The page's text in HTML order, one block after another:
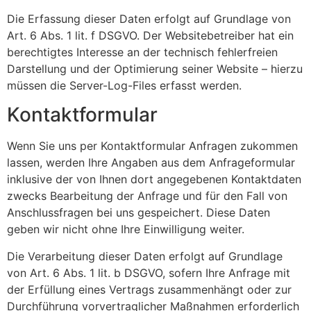
Die Erfassung dieser Daten erfolgt auf Grundlage von
Art. 6 Abs. 1 lit. f DSGVO. Der Websitebetreiber hat ein
berechtigtes Interesse an der technisch fehlerfreien
Darstellung und der Optimierung seiner Website – hierzu
müssen die Server-Log-Files erfasst werden.
Kontaktformular
Wenn Sie uns per Kontaktformular Anfragen zukommen
lassen, werden Ihre Angaben aus dem Anfrageformular
inklusive der von Ihnen dort angegebenen Kontaktdaten
zwecks Bearbeitung der Anfrage und für den Fall von
Anschlussfragen bei uns gespeichert. Diese Daten
geben wir nicht ohne Ihre Einwilligung weiter.
Die Verarbeitung dieser Daten erfolgt auf Grundlage
von Art. 6 Abs. 1 lit. b DSGVO, sofern Ihre Anfrage mit
der Erfüllung eines Vertrags zusammenhängt oder zur
Durchführung vorvertraglicher Maßnahmen erforderlich